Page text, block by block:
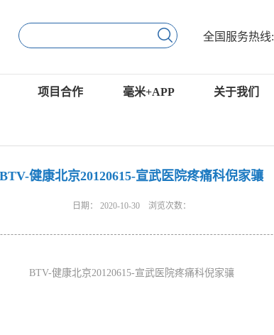
全国服务热线:
项目合作 毫米+APP 关于我们
BTV-健康北京20120615-宣武医院疼痛科倪家骧
日期： 2020-10-30 浏览次数：
BTV-健康北京20120615-宣武医院疼痛科倪家骧